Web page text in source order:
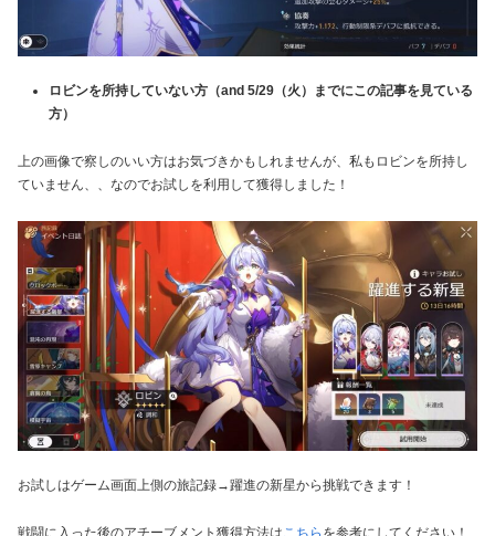
ロビンを所持していない方（and 5/29（火）までにこの記事を見ている
方）
上の画像で察しのいい方はお気づきかもしれませんが、私もロビンを所持し
ていません、、なのでお試しを利用して獲得しました！
お試しはゲーム画面上側の旅記録→躍進の新星から挑戦できます！
戦闘に入った後のアチーブメント獲得方法は こちら を参考にしてください！